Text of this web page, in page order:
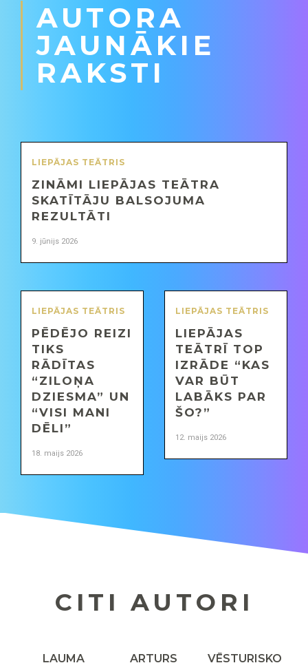
AUTORA
JAUNĀKIE
RAKSTI
LIEPĀJAS TEĀTRIS
ZINĀMI LIEPĀJAS TEĀTRA
SKATĪTĀJU BALSOJUMA
REZULTĀTI
9. jūnijs 2026
LIEPĀJAS TEĀTRIS
PĒDĒJO REIZI
TIKS
RĀDĪTAS
“ZILOŅA
DZIESMA” UN
“VISI MANI
DĒLI”
18. maijs 2026
LIEPĀJAS TEĀTRIS
LIEPĀJAS
TEĀTRĪ TOP
IZRĀDE “KAS
VAR BŪT
LABĀKS PAR
ŠO?”
12. maijs 2026
CITI AUTORI
LAUMA
ARTURS
VĒSTURISKO